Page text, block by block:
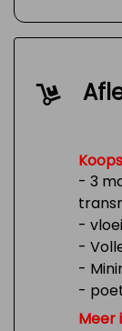
- 3
-
-
-
-
-
Meer